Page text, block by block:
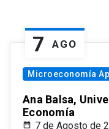
7 AGO
Microeconomía
Ana Balsa,
Economía
7 de Agosto de